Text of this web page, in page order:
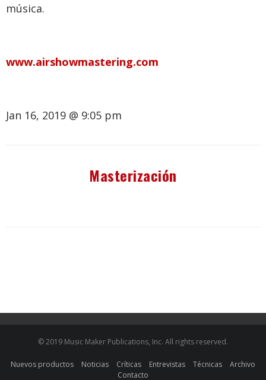
música.
www.airshowmastering.com
Jan 16, 2019 @ 9:05 pm
Masterización
© 2019 Music Maker Publications, Inc. All rights reserved.
Nuevos productos Noticias Críticas Entrevistas Técnicas
Archivo
Contacto